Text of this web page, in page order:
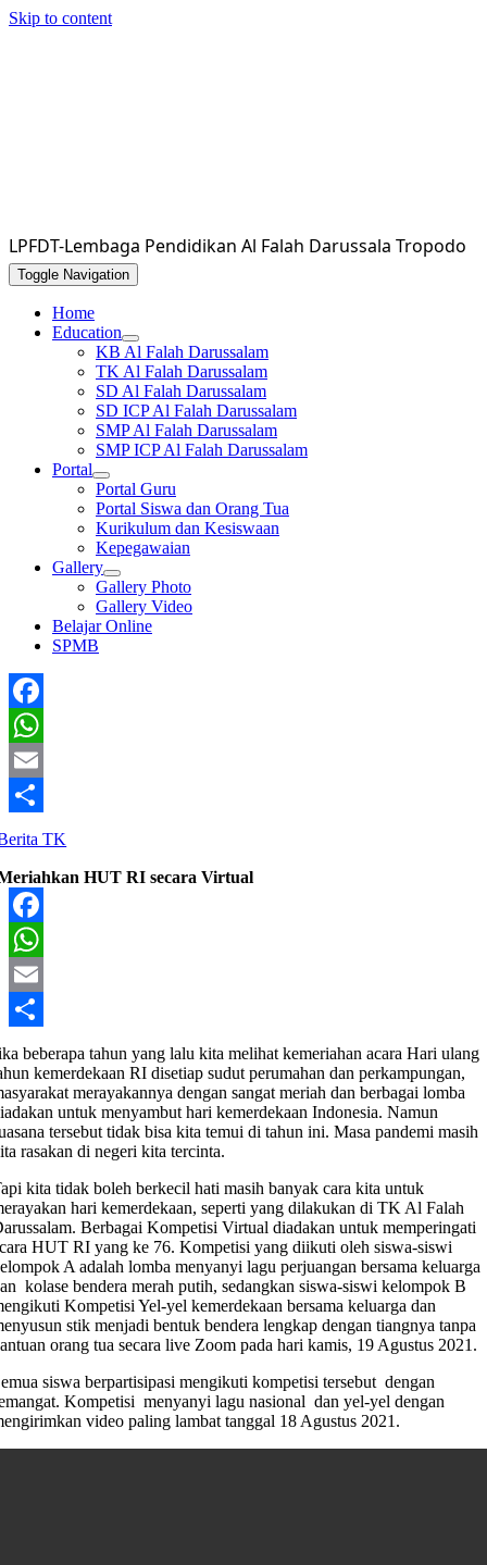
Skip to content
LPFDT-Lembaga Pendidikan Al Falah Darussala Tropodo
Toggle Navigation
Home
Education
KB Al Falah Darussalam
TK Al Falah Darussalam
SD Al Falah Darussalam
SD ICP Al Falah Darussalam
SMP Al Falah Darussalam
SMP ICP Al Falah Darussalam
Portal
Portal Guru
Portal Siswa dan Orang Tua
Kurikulum dan Kesiswaan
Kepegawaian
Gallery
Gallery Photo
Gallery Video
Belajar Online
SPMB
Facebook
WhatsApp
Email
Share
TK
HUT RI secara Virtual
Facebook
WhatsApp
Email
Share
beberapa tahun yang lalu kita melihat kemeriahan acara Hari ulang
kemerdekaan RI disetiap sudut perumahan dan perkampungan,
merayakannya dengan sangat meriah dan berbagai lomba
untuk menyambut hari kemerdekaan Indonesia. Namun
tersebut tidak bisa kita temui di tahun ini. Masa pandemi masih
rasakan di negeri kita tercinta.
kita tidak boleh berkecil hati masih banyak cara kita untuk
hari kemerdekaan, seperti yang dilakukan di TK Al Falah
Berbagai Kompetisi Virtual diadakan untuk memperingati
HUT RI yang ke 76. Kompetisi yang diikuti oleh siswa-siswi
A adalah lomba menyanyi lagu perjuangan bersama keluarga
kolase bendera merah putih, sedangkan siswa-siswi kelompok B
Kompetisi Yel-yel kemerdekaan bersama keluarga dan
stik menjadi bentuk bendera lengkap dengan tiangnya tanpa
orang tua secara live Zoom pada hari kamis, 19 Agustus 2021.
siswa berpartisipasi mengikuti kompetisi tersebut dengan
Kompetisi menyanyi lagu nasional dan yel-yel dengan
video paling lambat tanggal 18 Agustus 2021.